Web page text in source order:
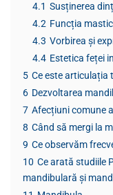
4.1 Susținerea
4.2 Funcția
4.3 Vorbirea și
4.4 Estetica feței
5 Ce este articulația
6 Dezvoltarea
7 Afecțiuni comune
8 Când să mergi la
9 Ce observăm
10 Ce arată studiile
mandibulară și